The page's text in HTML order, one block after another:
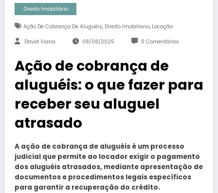
Direito Imobiliário
Ação De Cobrança De Aluguéis, Direito Imobiliario, Locação
David Viana 08/08/2025 0 Comentários
Ação de cobrança de
aluguéis: o que fazer para
receber seu aluguel
atrasado
A ação de cobrança de aluguéis é um processo
judicial que permite ao locador exigir o pagamento
dos aluguéis atrasados, mediante apresentação de
documentos e procedimentos legais específicos
para garantir a recuperação do crédito.